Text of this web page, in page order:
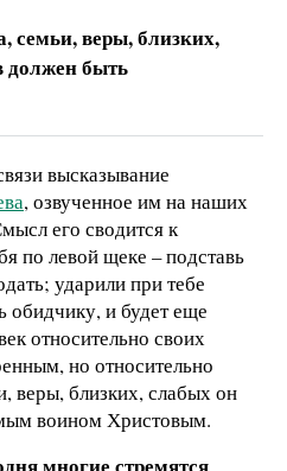
семьи, веры, близких,
должен быть
высказывание
, озвученное им на наших
его сводится к
по левой щеке – подставь
ударили при тебе
обидчику, и будет еще
относительно своих
но относительно
веры, близких, слабых он
воином Христовым.